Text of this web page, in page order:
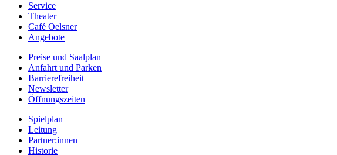
Service
Theater
Café Oelsner
Angebote
Preise und Saalplan
Anfahrt und Parken
Barrierefreiheit
Newsletter
Öffnungszeiten
Spielplan
Leitung
Partner:innen
Historie